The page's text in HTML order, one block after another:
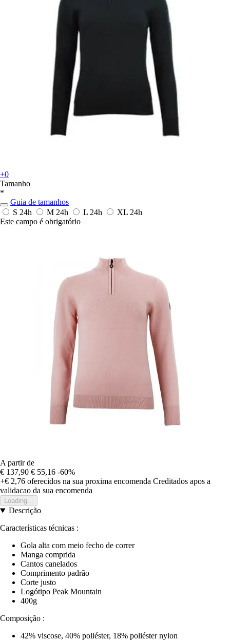
+0
Tamanho
*
Guia de tamanhos
S 24h M 24h L 24h XL 24h
Este campo é obrigatório
A partir de
€ 137,90 € 55,16 -60%
+€ 2,76 oferecidos na sua proxima encomenda Creditados apos a
validacao da sua encomenda
Loading...
Descrição
Características técnicas :
Gola alta com meio fecho de correr
Manga comprida
Cantos canelados
Comprimento padrão
Corte justo
Logótipo Peak Mountain
400g
Composição :
42% viscose, 40% poliéster, 18% poliéster nylon